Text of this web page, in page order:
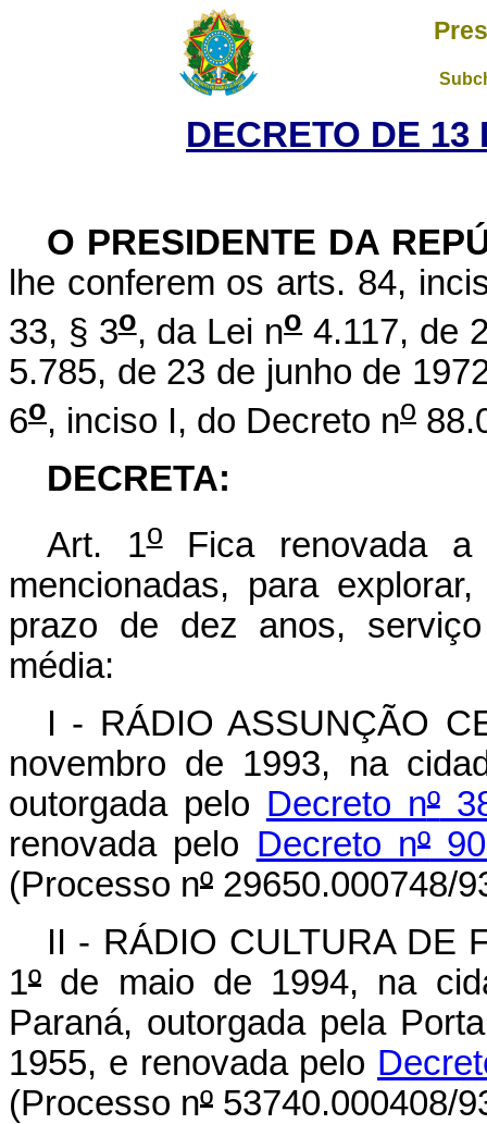
DECRETO DE 13
O PRESIDENTE DA
lhe conferem os arts. 84,
33, § 3o, da Lei no4.117, de
5.785, de 23 de junho de
6o, inciso I, do Decreto no
DECRETA:
Art. 1oFica renovada a
mencionadas, para
prazo de dez anos,
média:
I - RÁDIO ASSUNÇÃO
novembro de 1993, na
outorgada pelo Decreto nº
renovada pelo Decreto nº
(Processo nº 29650.000748/
II - RÁDIO CULTURA DE
1º de maio de 1994, na
Paraná, outorgada pela
1955, e renovada pelo
(Processo nº 53740.000408/